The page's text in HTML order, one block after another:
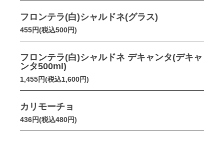
フロンテラ(白)シャルドネ(グラス)
455円(税込500円)
フロンテラ(白)シャルドネ デキャンタ(デキャ
ンタ500ml)
1,455円(税込1,600円)
カリモーチョ
436円(税込480円)